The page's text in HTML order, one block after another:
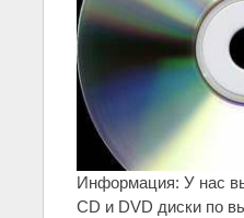
Информация: У нас
CD и DVD диски по